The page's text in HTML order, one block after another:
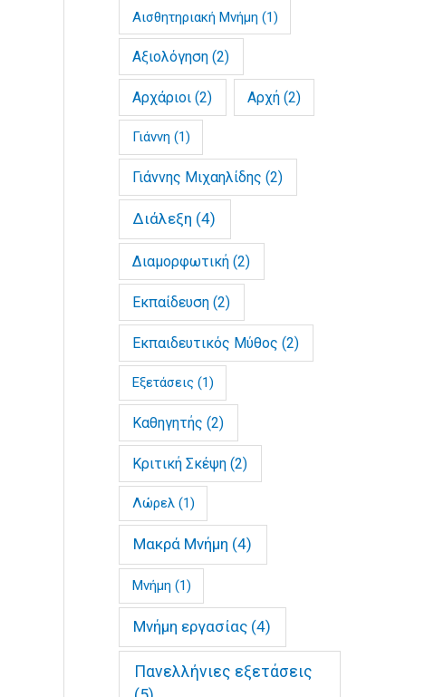
Αισθητηριακή Μνήμη (1)
Αξιολόγηση (2)
Αρχάριοι (2) Αρχή (2)
Γιάννη (1)
Γιάννης Μιχαηλίδης (2)
Διάλεξη (4)
Διαμορφωτική (2)
Εκπαίδευση (2)
Εκπαιδευτικός Μύθος (2)
Εξετάσεις(1)
Καθηγητής (2)
Κριτική Σκέψη (2)
Λώρελ(1)
Μακρά Μνήμη (4)
Μνήμη (1)
Μνήμη εργασίας (4)
Πανελλήνιες εξετάσεις